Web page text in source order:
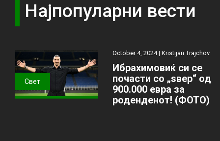
Најпопуларни вести
Свет
October 4, 2024 |Kristijan Trajchov
Ибрахимовиќ си се
почасти со „ѕвер“ од
900.000 евра за
роденденот! (ФОТО)